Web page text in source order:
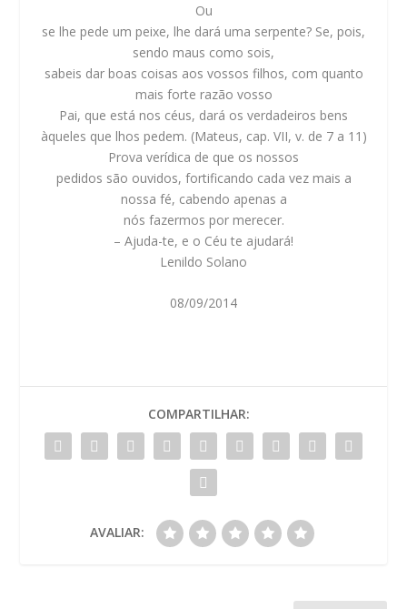
Ou
se lhe pede um peixe, lhe dará uma serpente? Se, pois,
sendo maus como sois,
sabeis dar boas coisas aos vossos filhos, com quanto
mais forte razão vosso
Pai, que está nos céus, dará os verdadeiros bens
àqueles que lhos pedem. (Mateus, cap. VII, v. de 7 a 11)
Prova verídica de que os nossos
pedidos são ouvidos, fortificando cada vez mais a
nossa fé, cabendo apenas a
nós fazermos por merecer.
– Ajuda-te, e o Céu te ajudará!
Lenildo Solano
08/09/2014
COMPARTILHAR:
AVALIAR: